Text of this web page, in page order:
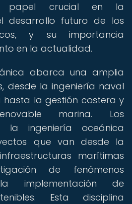
papel crucial en la
desarrollo futuro de los
y su importancia
en la actualidad.
abarca una amplia
desde la ingeniería naval
la gestión costera y
marina. Los
la ingeniería oceánica
que van desde la
marítimas
de fenómenos
implementación de
Esta disciplina